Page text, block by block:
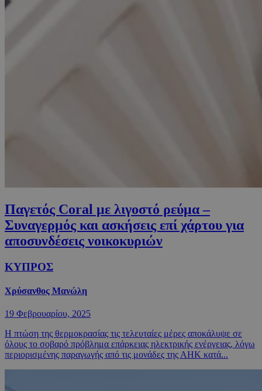
Παγετός Coral με λιγοστό ρεύμα –
Συναγερμός και ασκήσεις επί χάρτου για
αποσυνδέσεις νοικοκυριών
ΚΥΠΡΟΣ
Χρύσανθος Μανώλη
19 Φεβρουαρίου, 2025
Η πτώση της θερμοκρασίας τις τελευταίες μέρες αποκάλυψε σε
όλους το σοβαρό πρόβλημα επάρκειας ηλεκτρικής ενέργειας, λόγω
περιορισμένης παραγωγής από τις μονάδες της ΑΗΚ κατά...